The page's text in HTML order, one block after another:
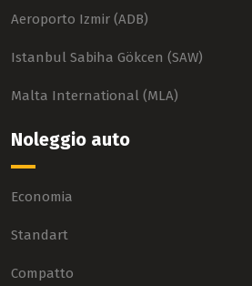
Aeroporto Izmir (ADB)
Istanbul Sabiha Gökcen (SAW)
Malta International (MLA)
Noleggio auto
Economia
Standart
Compatto